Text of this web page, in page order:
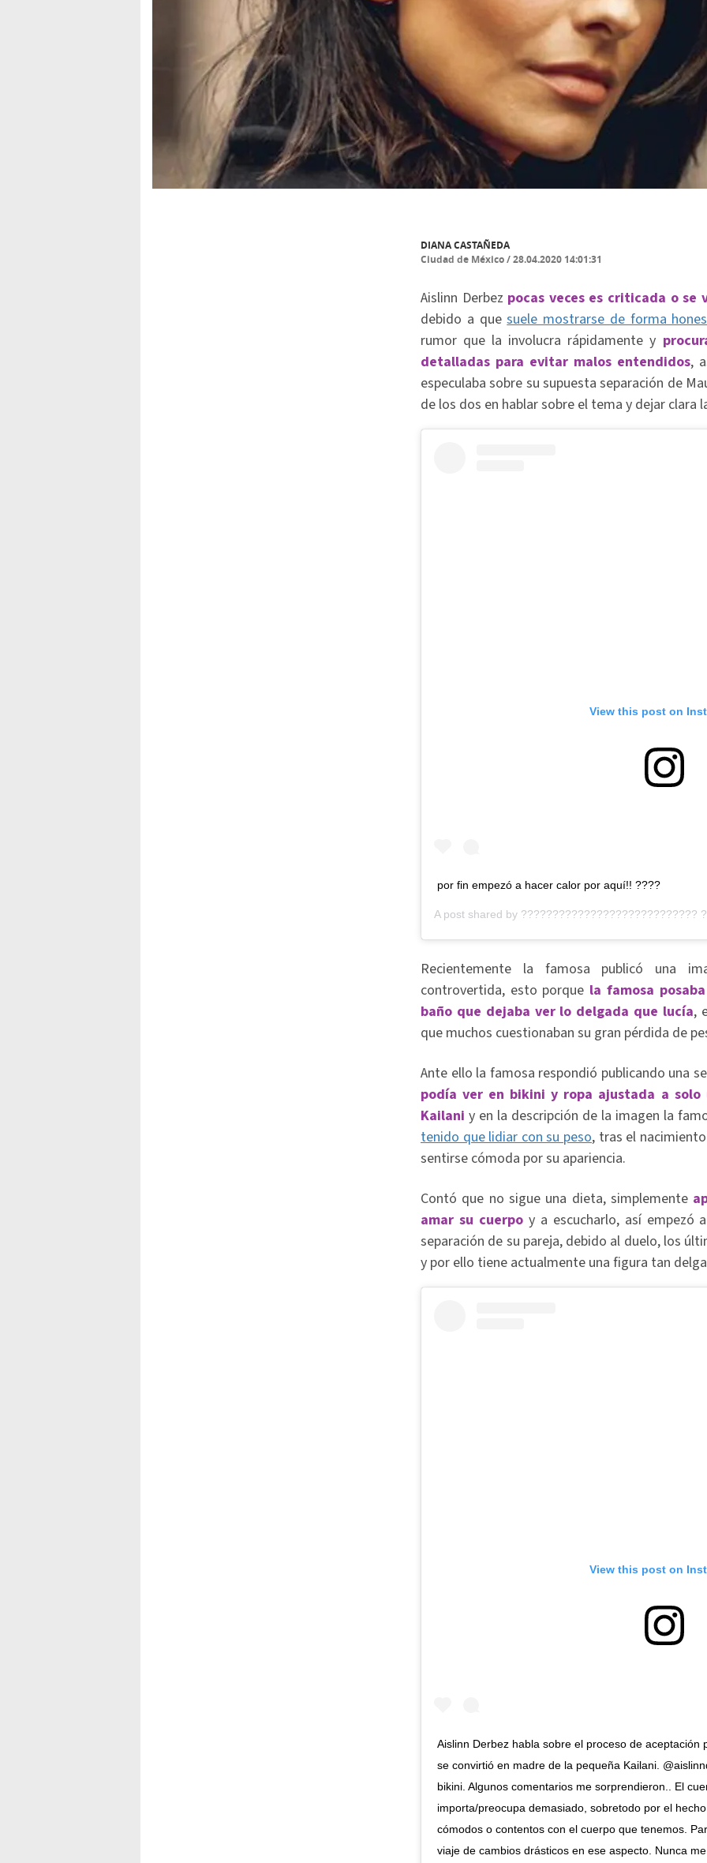
DIANA CASTAÑEDA
Ciudad de México/28.04.2020 14:01:31
Aislinn Derbez pocas veces es criticada o se
debido a quesuele mostrarse de forma
rumor que la involucra rápidamente y
detalladas para evitar malos entendidos,
especulaba sobre su supuesta separación de
de los dos en hablar sobre el tema y dejar clara
View this post on
por fin empezó a hacer calor por aquí!! ????
A post shared by ????????????????????????????
Recientemente la famosa publicó una
controvertida, esto porque la famosa
baño que dejaba ver lo delgada que lucía,
que muchos cuestionaban su gran pérdida de
Ante ello la famosa respondió publicando una
podía ver en bikini y ropa ajustada a solo
Kailani y en la descripción de la imagen la
tenido que lidiar con su peso, tras el
sentirse cómoda por su apariencia.
Contó que no sigue una dieta, simplemente
amar su cuerpoy a escucharlo, así empezó
separación de su pareja, debido al duelo, los
y por ello tiene actualmente una figura tan
View this post on
Aislinn Derbez habla sobre el proceso de
se convirtió en madre de la pequeña Kailani.
bikini. Algunos comentarios me sorprendieron.. El
importa/preocupa demasiado, sobretodo por el
cómodos o contentos con el cuerpo que tenemos.
viaje de cambios drásticos en ese aspecto. Nunca